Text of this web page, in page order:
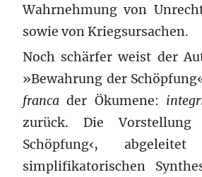
Wahrnehmung von
sowie von Kriegsursachen.
Noch schärfer weist der
»Bewahrung der
franca der Ökumene:
zurück. Die Vorstellung
Schöpfung‹,
simplifikatorischen